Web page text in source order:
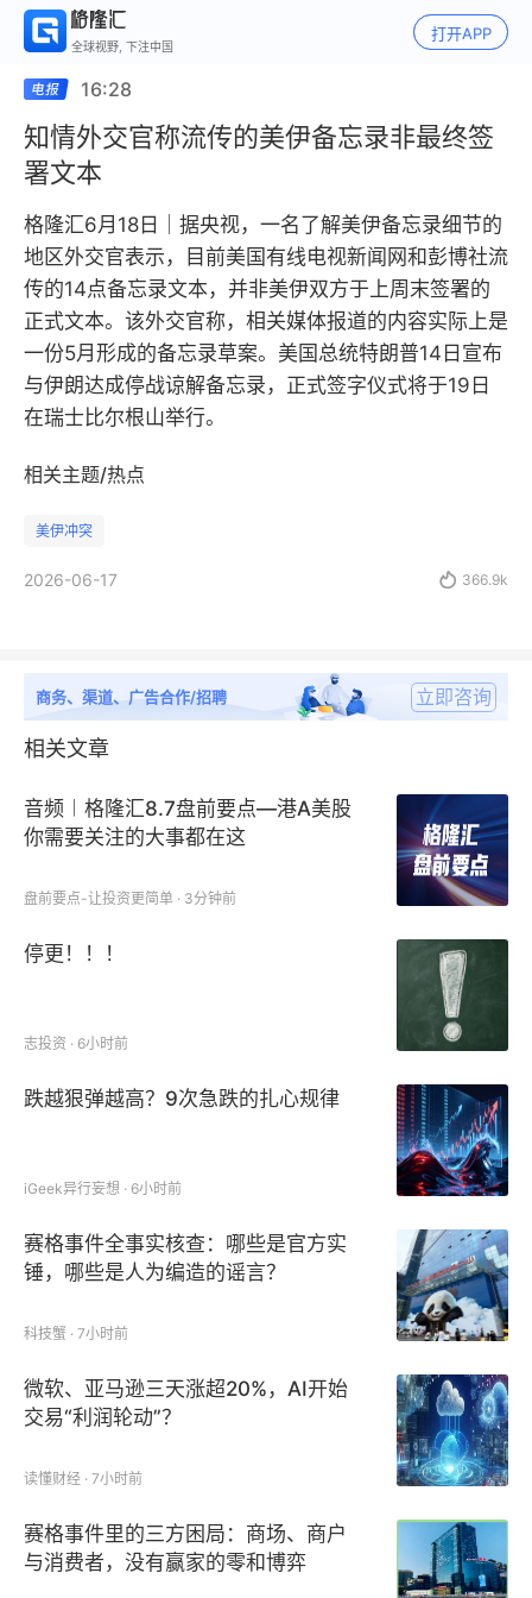
全球视野, 下注中国
打开APP
16:28
知情外交官称流传的美伊备忘录非最终签
署文本
格隆汇6月18日｜据央视，一名了解美伊备忘录细节的
地区外交官表示，目前美国有线电视新闻网和彭博社流
传的14点备忘录文本，并非美伊双方于上周末签署的
正式文本。该外交官称，相关媒体报道的内容实际上是
一份5月形成的备忘录草案。美国总统特朗普14日宣布
与伊朗达成停战谅解备忘录，正式签字仪式将于19日
在瑞士比尔根山举行。
相关主题/热点
美伊冲突
2026-06-17  366.9k
商务、渠道、广告合作/招聘 立即咨询
相关文章
音频︱格隆汇8.7盘前要点—港A美股
你需要关注的大事都在这
盘前要点-让投资更简单 · 3分钟前
停更！！！
志投资 · 6小时前
跌越狠弹越高？9次急跌的扎心规律
iGeek异行妄想 · 6小时前
赛格事件全事实核查：哪些是官方实
锤，哪些是人为编造的谣言？
科技蟹 · 7小时前
微软、亚马逊三天涨超20%，AI开始
交易“利润轮动”？
读懂财经 · 7小时前
赛格事件里的三方困局：商场、商户
与消费者，没有赢家的零和博弈